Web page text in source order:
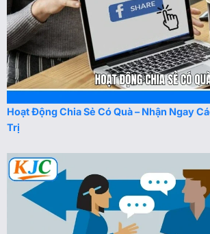
Hoạt Động Chia Sẻ Có Quà – Nhận Ngay
Trị